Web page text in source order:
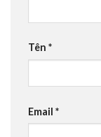
Tên *
Email *